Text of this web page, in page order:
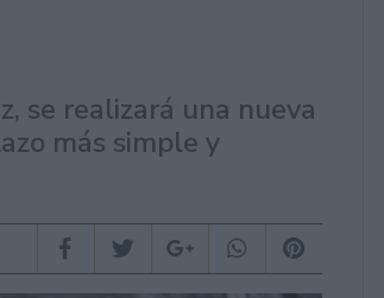
se realizará una nueva
más simple y